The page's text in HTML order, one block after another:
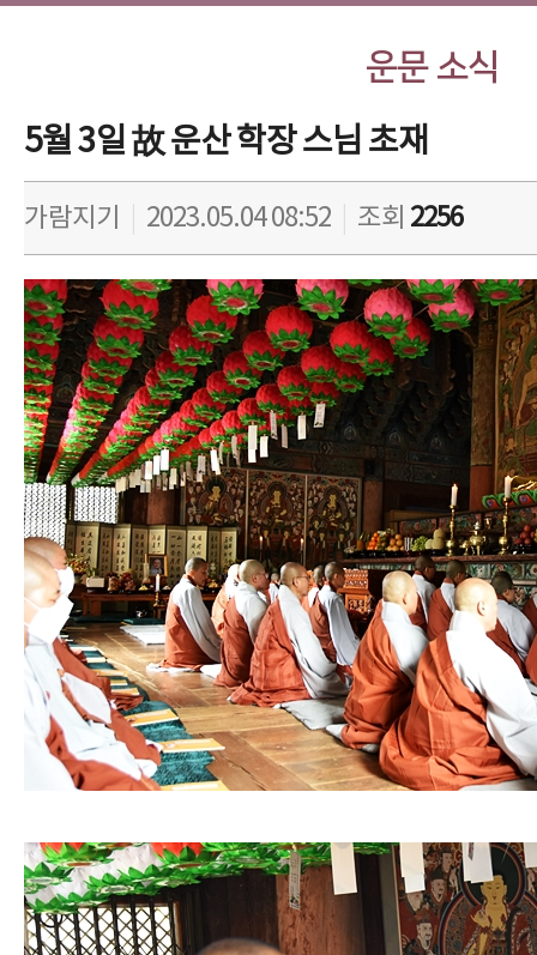
운문 소식
5월 3일 故 운산 학장 스님 초재
가람지기 2023.05.04 08:52 조회 2256